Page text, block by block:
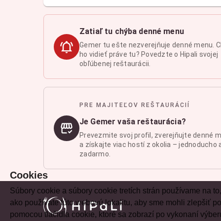
Zatiaľ tu chýba denné menu
Gemer tu ešte nezverejňuje denné menu.
ho vidieť práve tu? Povedzte o Hipali svojej
obľúbenej reštaurácii.
PRE MAJITEĽOV REŠTAURÁCIÍ
Je Gemer vaša reštaurácia?
Prevezmite svoj profil, zverejňujte denné
a získajte viac hostí z okolia – jednoducho
zadarmo.
Cookies
Súbory cookie a súbory cookie tretích strán používame na
ako používate túto webovú lokalitu, aby sme mohli zlepšiť
pomocou tlačidla cookie, ktoré sa zobrazí po vykonaní